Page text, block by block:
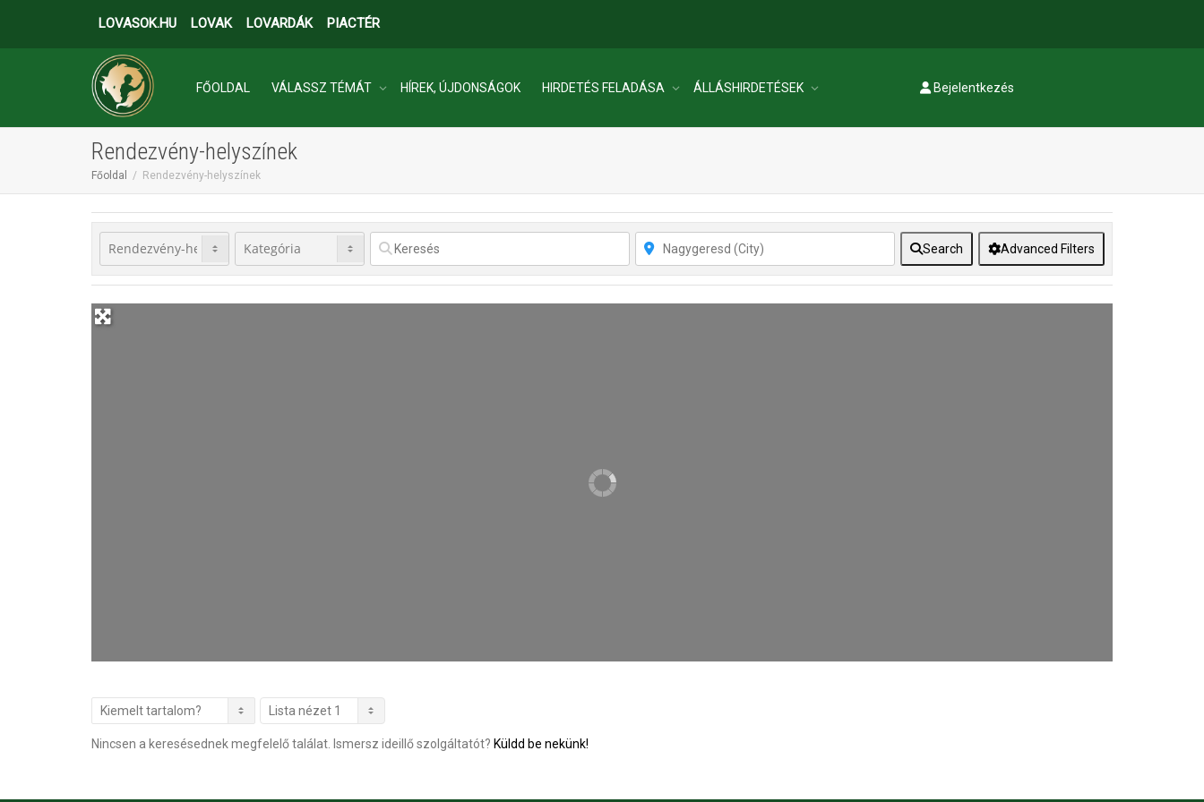
LOVASOK.HU LOVAK LOVARDÁK PIACTÉR
FŐOLDAL VÁLASSZ TÉMÁT HÍREK, ÚJDONSÁGOK HIRDETÉS FELADÁSA ÁLLÁSHIRDETÉSEK
INGATLANOK
Bejelentkezés
Rendezvény-helyszínek
Főoldal Rendezvény-helyszínek
Search Advanced Filters
Nincsen a keresésednek megfelelő találat. Ismersz ideillő szolgáltatót? Küldd be nekünk!